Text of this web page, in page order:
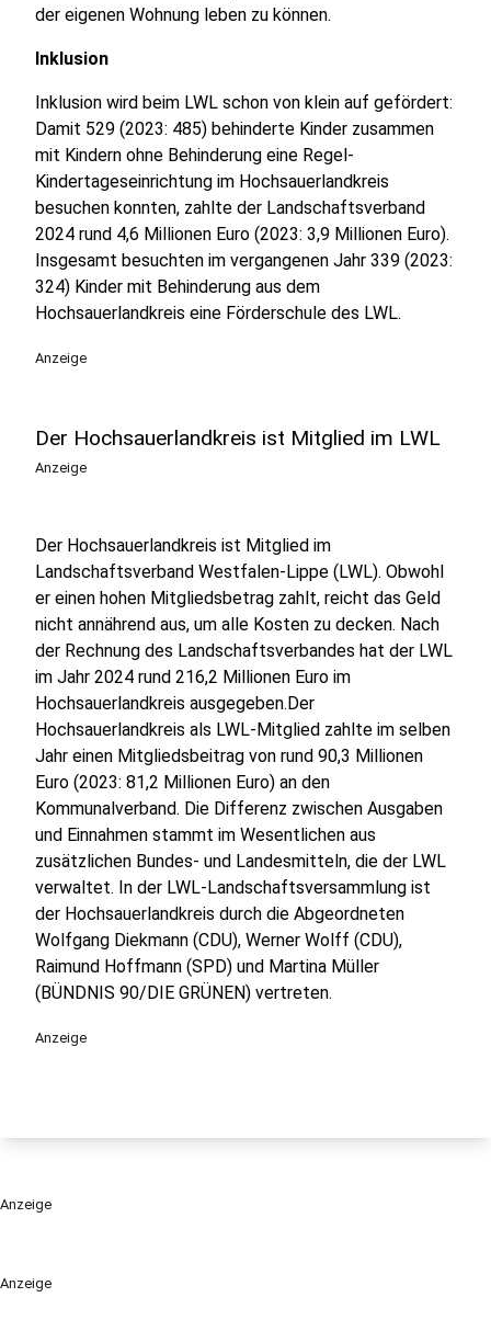
Anzeige
der eigenen Wohnung leben zu können.
Inklusion
Inklusion wird beim LWL schon von klein auf gefördert:
Damit 529 (2023: 485) behinderte Kinder zusammen
mit Kindern ohne Behinderung eine Regel-
Kindertageseinrichtung im Hochsauerlandkreis
besuchen konnten, zahlte der Landschaftsverband
2024 rund 4,6 Millionen Euro (2023: 3,9 Millionen Euro).
Insgesamt besuchten im vergangenen Jahr 339 (2023:
324) Kinder mit Behinderung aus dem
Hochsauerlandkreis eine Förderschule des LWL.
Anzeige
Der Hochsauerlandkreis ist Mitglied im LWL
Anzeige
Der Hochsauerlandkreis ist Mitglied im
Landschaftsverband Westfalen-Lippe (LWL). Obwohl
er einen hohen Mitgliedsbetrag zahlt, reicht das Geld
nicht annährend aus, um alle Kosten zu decken. Nach
der Rechnung des Landschaftsverbandes hat der LWL
im Jahr 2024 rund 216,2 Millionen Euro im
Hochsauerlandkreis ausgegeben.Der
Hochsauerlandkreis als LWL-Mitglied zahlte im selben
Jahr einen Mitgliedsbeitrag von rund 90,3 Millionen
Euro (2023: 81,2 Millionen Euro) an den
Kommunalverband. Die Differenz zwischen Ausgaben
und Einnahmen stammt im Wesentlichen aus
zusätzlichen Bundes- und Landesmitteln, die der LWL
verwaltet. In der LWL-Landschaftsversammlung ist
der Hochsauerlandkreis durch die Abgeordneten
Wolfgang Diekmann (CDU), Werner Wolff (CDU),
Raimund Hoffmann (SPD) und Martina Müller
(BÜNDNIS 90/DIE GRÜNEN) vertreten.
Anzeige
Anzeige